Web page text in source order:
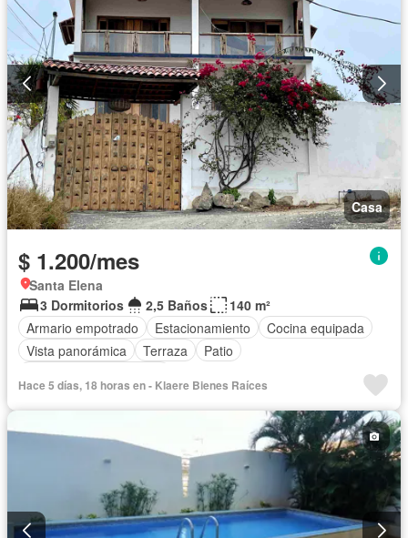
Casa
$ 1.200/mes
Santa Elena
3 Dormitorios
2,5 Baños
140 m²
Armario empotrado
Estacionamiento
Cocina equipada
Vista panorámica
Terraza
Patio
Hace 5 días, 18 horas en - Klaere Bienes Raíces